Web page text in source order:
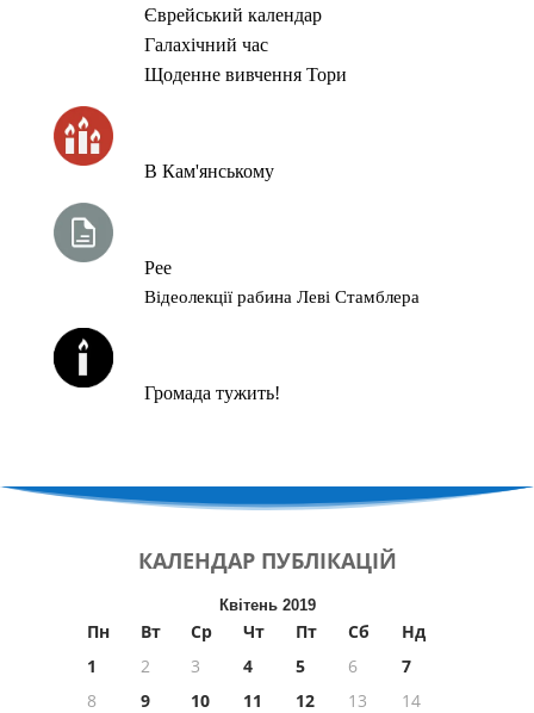
Єврейський календар
Галахічний час
Щоденне вивчення Тори
В Кам'янському
Рее
Відеолекції рабина Леві Стамблера
Громада тужить!
КАЛЕНДАР ПУБЛІКАЦІЙ
Квітень 2019
Пн Вт Ср Чт Пт Сб
Нд
1
2 3 4 5 6
7
8
9 10 11 12 13
14